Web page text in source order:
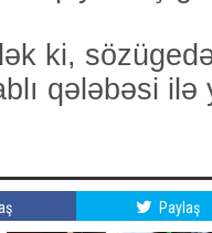
ki,
qələbəsi ilə
Paylaş